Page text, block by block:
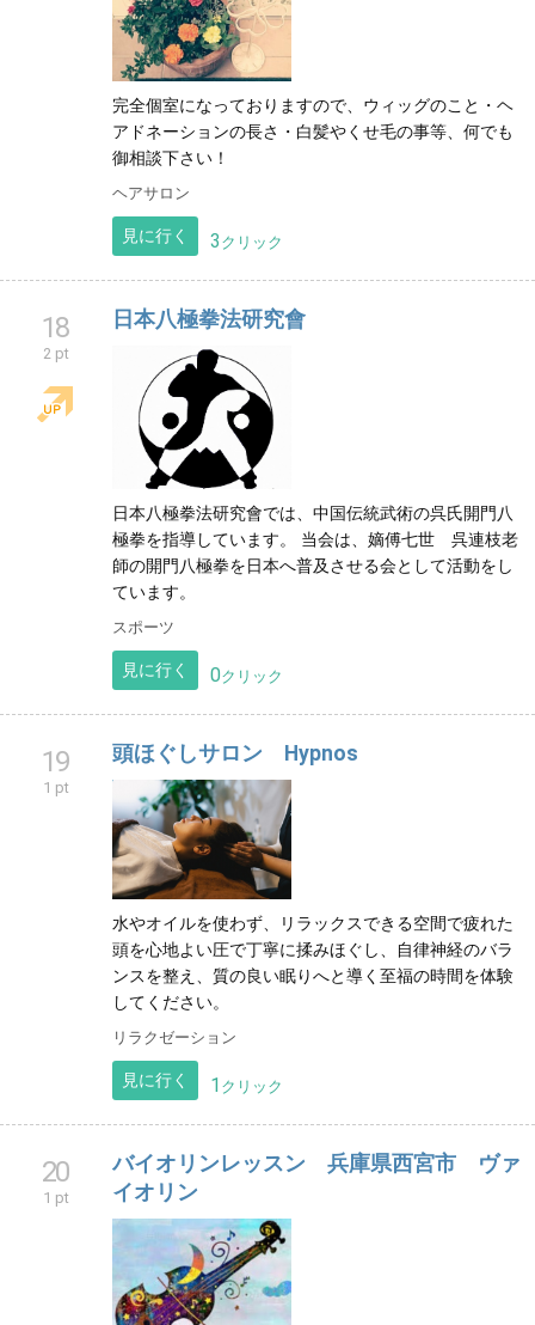
完全個室になっておりますので、ウィッグのこと・ヘ
アドネーションの長さ・白髪やくせ毛の事等、何でも
御相談下さい！
ヘアサロン
見に行く 3 クリック
18
2 pt
日本八極拳法研究會
日本八極拳法研究會では、中国伝統武術の呉氏開門八
極拳を指導しています。 当会は、嫡傅七世 呉連枝老
師の開門八極拳を日本へ普及させる会として活動をし
ています。
スポーツ
見に行く 0クリック
19
1 pt
頭ほぐしサロン Hypnos
水やオイルを使わず、リラックスできる空間で疲れた
頭を心地よい圧で丁寧に揉みほぐし、自律神経のバラ
ンスを整え、質の良い眠りへと導く至福の時間を体験
してください。
リラクゼーション
見に行く 1 クリック
20
1 pt
バイオリンレッスン 兵庫県西宮市 ヴァ
イオリン